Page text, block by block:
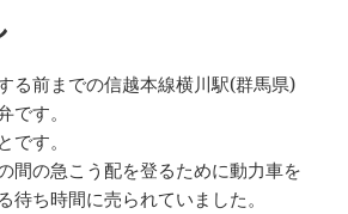
る前までの信越本線横川駅(群馬県)
です。
です。
間の急こう配を登るために動力車を
待ち時間に売られていました。